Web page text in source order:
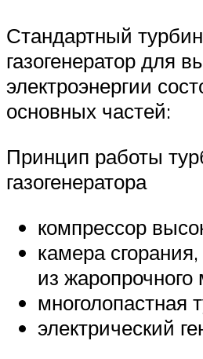
Стандартный
газогенератор для
электроэнергии
основных частей:
Принцип работы
газогенератора
компрессор
камера
из жаропрочного
многолопастная
электрический